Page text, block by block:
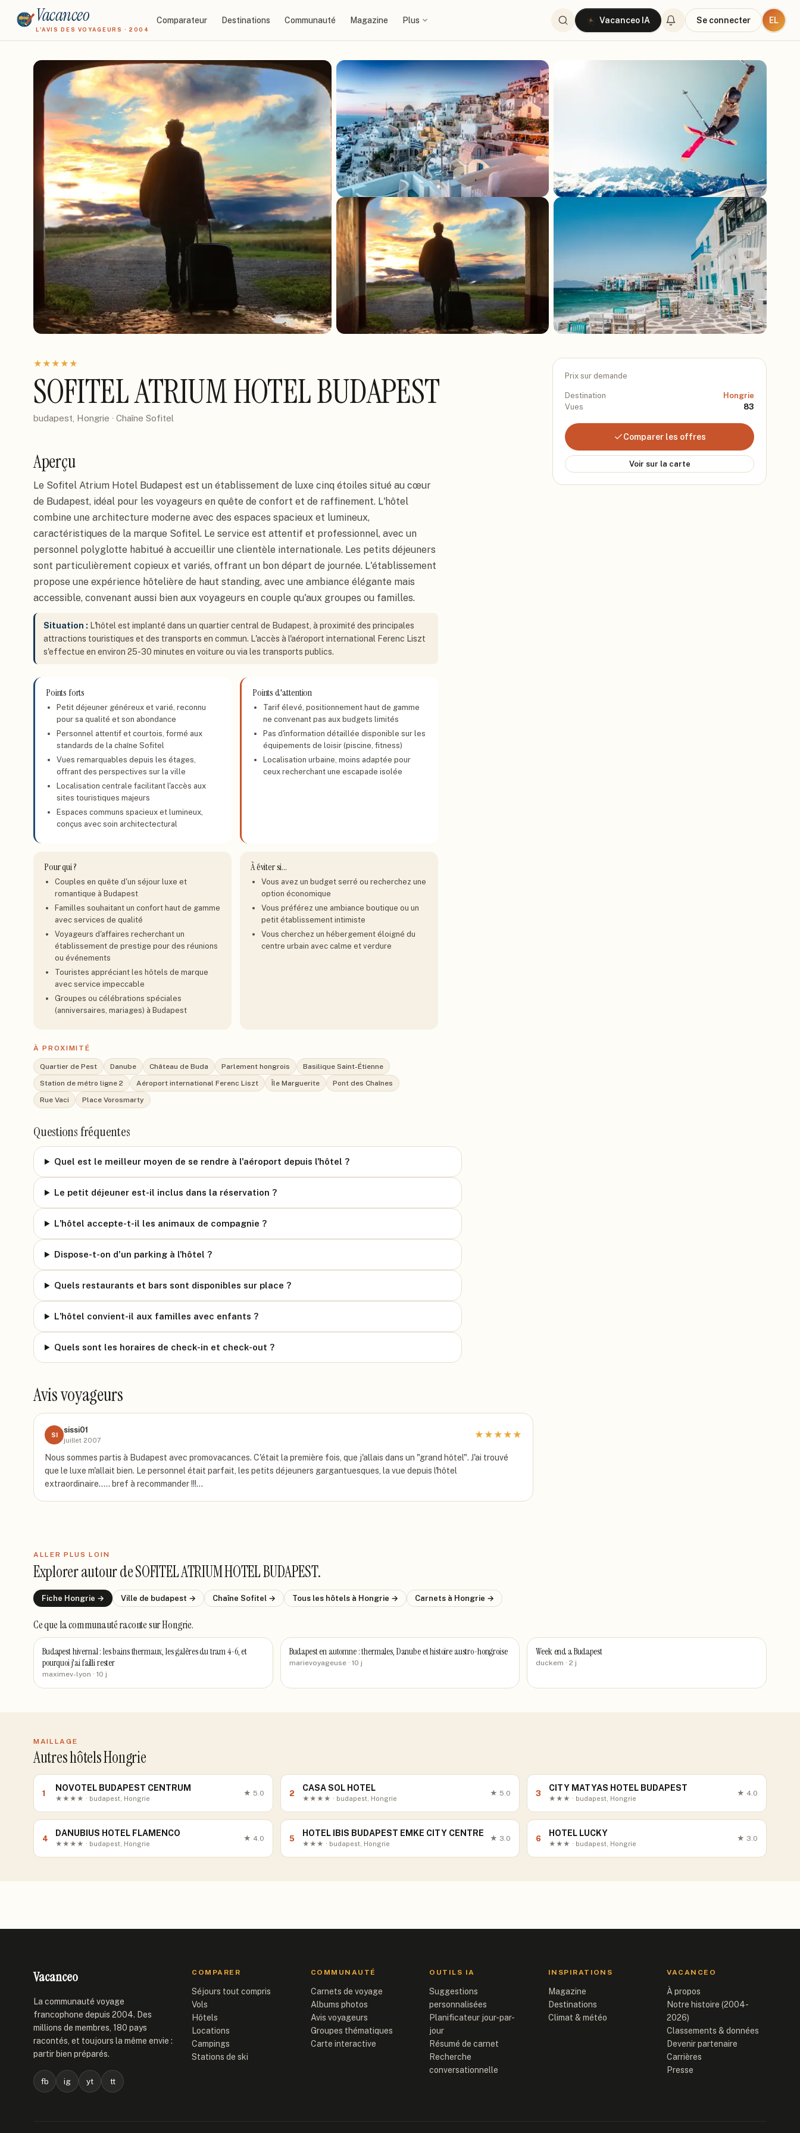
Vacanceo
L'AVIS DES VOYAGEURS · 2004
Comparateur Destinations Communauté Magazine Plus Vacanceo IA Se connecter EL
★★★★★
SOFITEL ATRIUM HOTEL BUDAPEST
budapest, Hongrie · Chaîne Sofitel
Aperçu
Le Sofitel Atrium Hotel Budapest est un établissement de luxe cinq étoiles situé au cœur
de Budapest, idéal pour les voyageurs en quête de confort et de raffinement. L'hôtel
combine une architecture moderne avec des espaces spacieux et lumineux,
caractéristiques de la marque Sofitel. Le service est attentif et professionnel, avec un
personnel polyglotte habitué à accueillir une clientèle internationale. Les petits déjeuners
sont particulièrement copieux et variés, offrant un bon départ de journée. L'établissement
propose une expérience hôtelière de haut standing, avec une ambiance élégante mais
accessible, convenant aussi bien aux voyageurs en couple qu'aux groupes ou familles.
Situation : L'hôtel est implanté dans un quartier central de Budapest, à proximité des principales
attractions touristiques et des transports en commun. L'accès à l'aéroport international Ferenc Liszt
s'effectue en environ 25-30 minutes en voiture ou via les transports publics.
Points forts
Petit déjeuner généreux et varié, reconnu
pour sa qualité et son abondance
Personnel attentif et courtois, formé aux
standards de la chaîne Sofitel
Vues remarquables depuis les étages,
offrant des perspectives sur la ville
Localisation centrale facilitant l'accès aux
sites touristiques majeurs
Espaces communs spacieux et lumineux,
conçus avec soin architectectural
Points d'attention
Tarif élevé, positionnement haut de gamme
ne convenant pas aux budgets limités
Pas d'information détaillée disponible sur les
équipements de loisir (piscine, fitness)
Localisation urbaine, moins adaptée pour
ceux recherchant une escapade isolée
Pour qui ?
Couples en quête d'un séjour luxe et
romantique à Budapest
Familles souhaitant un confort haut de gamme
avec services de qualité
Voyageurs d'affaires recherchant un
établissement de prestige pour des réunions
ou événements
Touristes appréciant les hôtels de marque
avec service impeccable
Groupes ou célébrations spéciales
(anniversaires, mariages) à Budapest
À éviter si…
Vous avez un budget serré ou recherchez une
option économique
Vous préférez une ambiance boutique ou un
petit établissement intimiste
Vous cherchez un hébergement éloigné du
centre urbain avec calme et verdure
À PROXIMITÉ
Quartier de Pest Danube Château de Buda Parlement hongrois
Basilique Saint-Étienne
Station de métro ligne 2
Aéroport international Ferenc Liszt Île Marguerite
Pont des Chaînes
Rue Vaci
Place Vorosmarty
Questions fréquentes
Quel est le meilleur moyen de se rendre à l'aéroport depuis l'hôtel ?
Le petit déjeuner est-il inclus dans la réservation ?
L'hôtel accepte-t-il les animaux de compagnie ?
Dispose-t-on d'un parking à l'hôtel ?
Quels restaurants et bars sont disponibles sur place ?
L'hôtel convient-il aux familles avec enfants ?
Quels sont les horaires de check-in et check-out ?
Avis voyageurs
SI
sissi01
juillet 2007
★★★★★
Nous sommes partis à Budapest avec promovacances. C'était la première fois, que j'allais dans un "grand hôtel". J'ai trouvé
que le luxe m'allait bien. Le personnel était parfait, les petits déjeuners gargantuesques, la vue depuis l'hôtel
extraordinaire..... bref à recommander !!!…
Prix sur demande
Destination
Hongrie
Vues
83
Comparer les offres
Voir sur la carte
ALLER PLUS LOIN
Explorer autour deSOFITEL ATRIUM HOTEL BUDAPEST.
Fiche Hongrie → Ville de budapest → Chaîne Sofitel → Tous les hôtels à Hongrie → Carnets à Hongrie →
Ce que la communauté racontesur Hongrie.
Budapest hivernal : les bains thermaux, les galères du tram 4-6, et
pourquoi j'ai failli rester
maximev-lyon · 10 j
Budapest en automne : thermales, Danube et histoire austro-hongroise
marievoyageuse· 10 j
Week end a Budapest
duckem · 2 j
MAILLAGE
Autres hôtels Hongrie
1
NOVOTEL BUDAPEST CENTRUM
★★★★ · budapest, Hongrie
★ 5.0 2
CASA SOL HOTEL
★★★★ · budapest, Hongrie
★ 5.0 3
CITY MATYAS HOTEL BUDAPEST
★★★ · budapest, Hongrie
★ 4.0
4
DANUBIUS HOTEL FLAMENCO
★★★★ · budapest, Hongrie
★ 4.0 5
HOTEL IBIS BUDAPEST EMKE CITY CENTRE
★★★ · budapest, Hongrie
★ 3.0 6
HOTEL LUCKY
★★★ · budapest, Hongrie
★ 3.0
Vacanceo
La communauté voyage
francophone depuis 2004. Des
millions de membres, 180 pays
racontés, et toujours la même envie :
partir bien préparés.
fb ig yt tt
COMPARER
Séjours tout compris
Vols
Hôtels
Locations
Campings
Stations de ski
COMMUNAUTÉ
Carnets de voyage
Albums photos
Avis voyageurs
Groupes thématiques
Carte interactive
OUTILS IA
Suggestions
personnalisées
Planificateur jour-par-
jour
Résumé de carnet
Recherche
conversationnelle
INSPIRATIONS
Magazine
Destinations
Climat & météo
VACANCEO
À propos
Notre histoire (2004-
2026)
Classements & données
Devenir partenaire
Carrières
Presse